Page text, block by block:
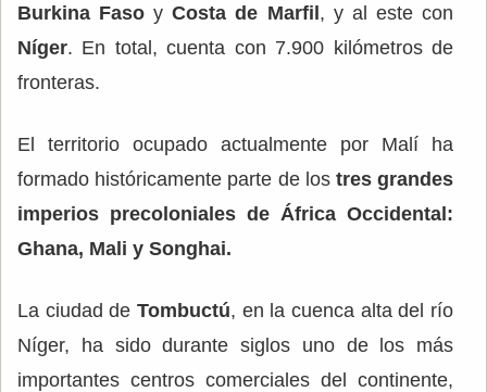
Burkina Faso yCosta de Marfil, y al este con
Níger. En total, cuenta con 7.900 kilómetros de
fronteras.
El territorio ocupado actualmente por Malí ha
formado históricamente parte de los tres grandes
imperios precoloniales de África Occidental:
Ghana, Mali y Songhai.
La ciudad de Tombuctú, en la cuenca alta del río
Níger, ha sido durante siglos uno de los más
importantes centros comerciales del continente,